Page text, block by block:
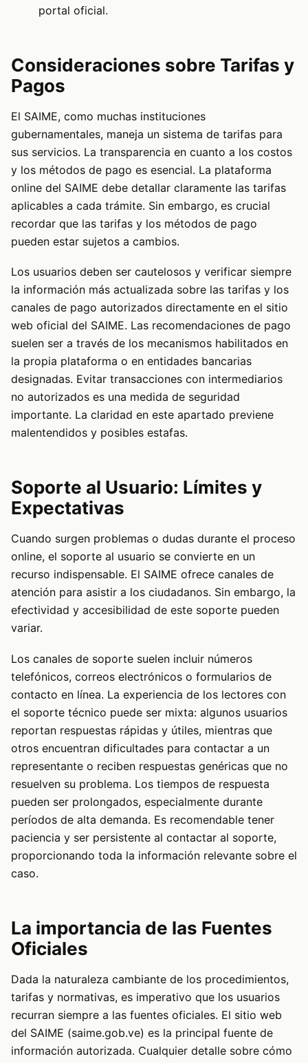
portal oficial.
Consideraciones sobre Tarifas y
Pagos
El SAIME, como muchas instituciones
gubernamentales, maneja un sistema de tarifas para
sus servicios. La transparencia en cuanto a los costos
y los métodos de pago es esencial. La plataforma
online del SAIME debe detallar claramente las tarifas
aplicables a cada trámite. Sin embargo, es crucial
recordar que las tarifas y los métodos de pago
pueden estar sujetos a cambios.
Los usuarios deben ser cautelosos y verificar siempre
la información más actualizada sobre las tarifas y los
canales de pago autorizados directamente en el sitio
web oficial del SAIME. Las recomendaciones de pago
suelen ser a través de los mecanismos habilitados en
la propia plataforma o en entidades bancarias
designadas. Evitar transacciones con intermediarios
no autorizados es una medida de seguridad
importante. La claridad en este apartado previene
malentendidos y posibles estafas.
Soporte al Usuario: Límites y
Expectativas
Cuando surgen problemas o dudas durante el proceso
online, el soporte al usuario se convierte en un
recurso indispensable. El SAIME ofrece canales de
atención para asistir a los ciudadanos. Sin embargo, la
efectividad y accesibilidad de este soporte pueden
variar.
Los canales de soporte suelen incluir números
telefónicos, correos electrónicos o formularios de
contacto en línea. La experiencia de los lectores con
el soporte técnico puede ser mixta: algunos usuarios
reportan respuestas rápidas y útiles, mientras que
otros encuentran dificultades para contactar a un
representante o reciben respuestas genéricas que no
resuelven su problema. Los tiempos de respuesta
pueden ser prolongados, especialmente durante
períodos de alta demanda. Es recomendable tener
paciencia y ser persistente al contactar al soporte,
proporcionando toda la información relevante sobre el
caso.
La importancia de las Fuentes
Oficiales
Dada la naturaleza cambiante de los procedimientos,
tarifas y normativas, es imperativo que los usuarios
recurran siempre a las fuentes oficiales. El sitio web
del SAIME (saime.gob.ve) es la principal fuente de
información autorizada. Cualquier detalle sobre cómo